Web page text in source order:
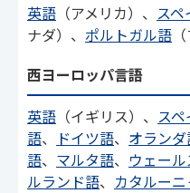
英語 （アメリカ）、 ス
ナダ）、 ポルトガル語
西ヨーロッパ言語
英語 （イギリス）、 ス
語、 ドイツ語、 オラン
語、 マルタ語、 ウェー
ルランド語、 カタルー